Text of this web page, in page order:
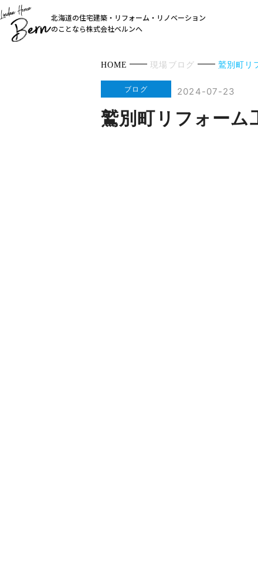
北海道の住宅建築・リフォーム・リノベーション
のことなら株式会社ベルンへ
HOME 現場ブログ 鷲別町リ
ブログ 2024-07-23
鷲別町リフォーム